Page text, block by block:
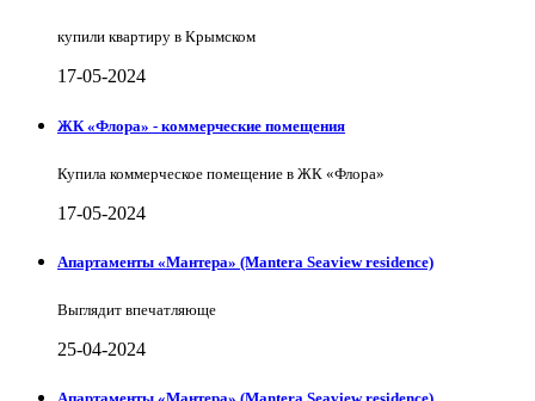
купили квартиру в Крымском
17-05-2024
ЖК «Флора» - коммерческие помещения
Купила коммерческое помещение в ЖК «Флора»
17-05-2024
Апартаменты «Мантера» (Mantera Seaview rеsidence)
Выглядит впечатляюще
25-04-2024